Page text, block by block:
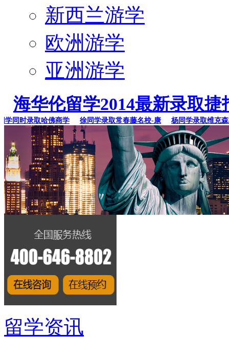
新西兰游学
欧洲游学
亚洲游学
海华伦留学2014最新录取捷
时录取哈佛商学 徐同学录取常春藤名校-康 杨同学录取维克森林
留学资讯